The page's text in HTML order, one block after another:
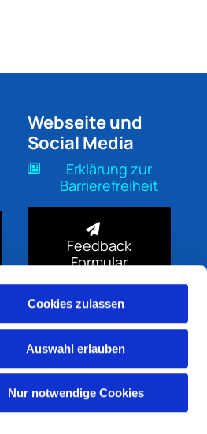
Cookies zulassen
Auswahl erlauben
Nur notwendige Cookies
Webseite und
Social Media
Erklärung zur
Barrierefreiheit
Feedback
Formular